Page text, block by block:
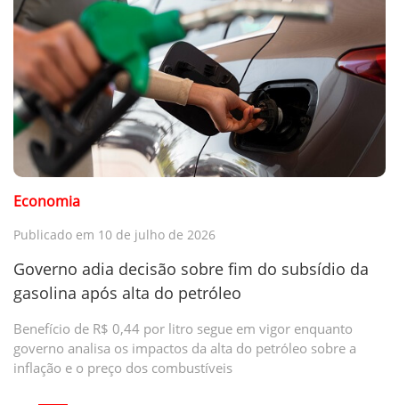
Economia
Publicado em 10 de julho de 2026
Governo adia decisão sobre fim do subsídio da
gasolina após alta do petróleo
Benefício de R$ 0,44 por litro segue em vigor enquanto
governo analisa os impactos da alta do petróleo sobre a
inflação e o preço dos combustíveis